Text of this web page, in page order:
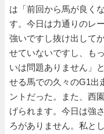
は「前回から馬が良く
す。今日は力通りのレ
強いですし抜け出して
せていないですし、も
いは問題ありません」
せる馬での久々のG1出
ントだった。また、西
げられます。今日は強
ろがありません。私と